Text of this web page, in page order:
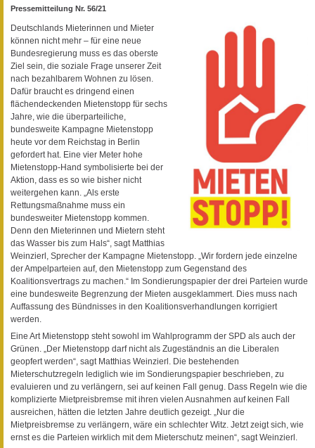
Pressemitteilung Nr. 56/21
Deutschlands Mieterinnen und Mieter
können nicht mehr – für eine neue
Bundesregierung muss es das oberste
Ziel sein, die soziale Frage unserer Zeit
nach bezahlbarem Wohnen zu lösen.
Dafür braucht es dringend einen
flächendeckenden Mietenstopp für sechs
Jahre, wie die überparteiliche,
bundesweite Kampagne Mietenstopp
heute vor dem Reichstag in Berlin
gefordert hat. Eine vier Meter hohe
Mietenstopp-Hand symbolisierte bei der
Aktion, dass es so wie bisher nicht
weitergehen kann. „Als erste
Rettungsmaßnahme muss ein
bundesweiter Mietenstopp kommen.
Denn den Mieterinnen und Mietern steht
das Wasser bis zum Hals“, sagt Matthias
Weinzierl, Sprecher der Kampagne Mietenstopp. „Wir fordern jede einzelne
der Ampelparteien auf, den Mietenstopp zum Gegenstand des
Koalitionsvertrags zu machen.“ Im Sondierungspapier der drei Parteien wurde
eine bundesweite Begrenzung der Mieten ausgeklammert. Dies muss nach
Auffassung des Bündnisses in den Koalitionsverhandlungen korrigiert
werden.
Eine Art Mietenstopp steht sowohl im Wahlprogramm der SPD als auch der
Grünen. „Der Mietenstopp darf nicht als Zugeständnis an die Liberalen
geopfert werden“, sagt Matthias Weinzierl. Die bestehenden
Mieterschutzregeln lediglich wie im Sondierungspapier beschrieben, zu
evaluieren und zu verlängern, sei auf keinen Fall genug. Dass Regeln wie die
komplizierte Mietpreisbremse mit ihren vielen Ausnahmen auf keinen Fall
ausreichen, hätten die letzten Jahre deutlich gezeigt. „Nur die
Mietpreisbremse zu verlängern, wäre ein schlechter Witz. Jetzt zeigt sich, wie
ernst es die Parteien wirklich mit dem Mieterschutz meinen“, sagt Weinzierl.